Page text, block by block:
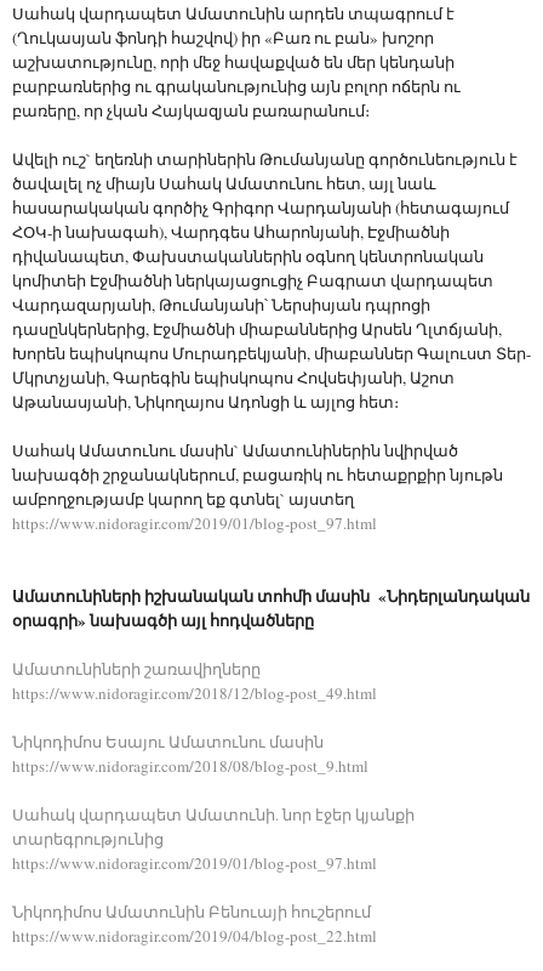
Սահակ վարդապետ Ամատունին արդեն տպագրում է
(Ղուկասյան ֆոնդի հաշվով) իր «Բառ ու բան» խոշոր
աշխատությունը, որի մեջ հավաքված են մեր կենդանի
բարբառներից ու գրականությունից այն բոլոր ոճերն ու
բառերը, որ չկան Հայկազյան բառարանում։
Ավելի ուշ` եղեռնի տարիներին Թումանյանը գործունեություն է
ծավալել ոչ միայն Սահակ Ամատունու հետ, այլ նաև
հասարակական գործիչ Գրիգոր Վարդանյանի (հետագայում
ՀՕԿ-ի նախագահ), Վարդգես Ահարոնյանի, Էջմիածնի
դիվանապետ, Փախստականներին օգնող կենտրոնական
կոմիտեի Էջմիածնի ներկայացուցիչ Բագրատ վարդապետ
Վարդազարյանի, Թումանյանի՝ Ներսիսյան դպրոցի
դասընկերներից, Էջմիածնի միաբաններից Արսեն Ղլտճյանի,
Խորեն եպիսկոպոս Մուրադբեկյանի, միաբաններ Գալուստ Տեր-
Մկրտչյանի, Գարեգին եպիսկոպոս Հովսեփյանի, Աշոտ
Աթանասյանի, Նիկողայոս Ադոնցի և այլոց հետ։
Սահակ Ամատունու մասին` Ամատունիներին նվիրված
նախագծի շրջանակներում, բացառիկ ու հետաքրքիր նյութն
ամբողջությամբ կարող եք գտնել` այստեղ
https://www.nidoragir.com/2019/01/blog-post_97.html
Ամատունիների իշխանական տոհմի մասին «Նիդերլանդական
օրագրի» նախագծի այլ հոդվածները
Ամատունիների շառավիղները
https://www.nidoragir.com/2018/12/blog-post_49.html
Նիկոդիմոս Եսայու Ամատունու մասին
https://www.nidoragir.com/2018/08/blog-post_9.html
Սահակ վարդապետ Ամատունի. նոր էջեր կյանքի
տարեգրությունից
https://www.nidoragir.com/2019/01/blog-post_97.html
Նիկոդիմոս Ամատունին Բենուայի հուշերում
https://www.nidoragir.com/2019/04/blog-post_22.html